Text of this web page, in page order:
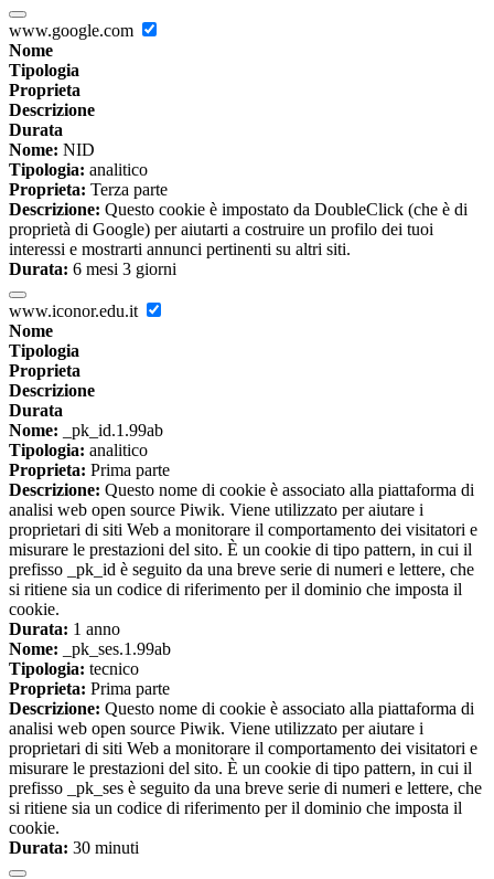
www.google.com
Nome
Tipologia
Proprieta
Descrizione
Durata
Nome: NID
Tipologia: analitico
Proprieta: Terza parte
Descrizione: Questo cookie è impostato da DoubleClick (che è di
proprietà di Google) per aiutarti a costruire un profilo dei tuoi
interessi e mostrarti annunci pertinenti su altri siti.
Durata: 6 mesi 3 giorni
www.iconor.edu.it
Nome
Tipologia
Proprieta
Descrizione
Durata
Nome: _pk_id.1.99ab
Tipologia: analitico
Proprieta: Prima parte
Descrizione: Questo nome di cookie è associato alla piattaforma di
analisi web open source Piwik. Viene utilizzato per aiutare i
proprietari di siti Web a monitorare il comportamento dei visitatori e
misurare le prestazioni del sito. È un cookie di tipo pattern, in cui il
prefisso _pk_id è seguito da una breve serie di numeri e lettere, che
si ritiene sia un codice di riferimento per il dominio che imposta il
cookie.
Durata: 1 anno
Nome: _pk_ses.1.99ab
Tipologia: tecnico
Proprieta: Prima parte
Descrizione: Questo nome di cookie è associato alla piattaforma di
analisi web open source Piwik. Viene utilizzato per aiutare i
proprietari di siti Web a monitorare il comportamento dei visitatori e
misurare le prestazioni del sito. È un cookie di tipo pattern, in cui il
prefisso _pk_ses è seguito da una breve serie di numeri e lettere, che
si ritiene sia un codice di riferimento per il dominio che imposta il
cookie.
Durata: 30 minuti